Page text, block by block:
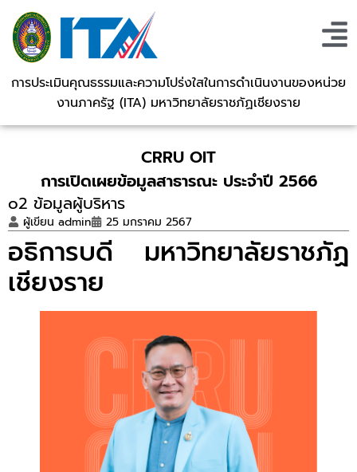
การประเมินคุณธรรมและความโปร่งใสในการดำเนินงานของหน่วย
งานภาครัฐ (ITA) มหาวิทยาลัยราชภัฏเชียงราย
CRRU OIT
การเปิดเผยข้อมูลสาธารณะ ประจำปี 2566
o2 ข้อมูลผู้บริหาร
ผู้เขียน admin 25 มกราคม 2567
อธิการบดี มหาวิทยาลัยราชภัฏ
เชียงราย